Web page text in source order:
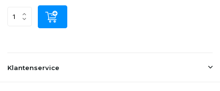
Klantenservice